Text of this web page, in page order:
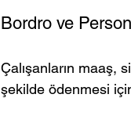
Bordro ve
Çalışanların maaş,
şekilde ödenmesi